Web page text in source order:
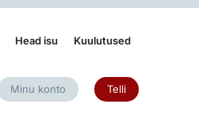
Head isu Kuulutused
Minu konto Telli